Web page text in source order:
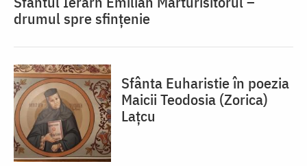
drumul spre sfințenie
Sfânta Euharistie în poezia
Maicii Teodosia (Zorica)
Lațcu